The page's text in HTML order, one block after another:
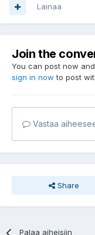
Lainaa
Join the
You can post now
sign in now to post
Vastaa
Share
Palaa aiheisiin